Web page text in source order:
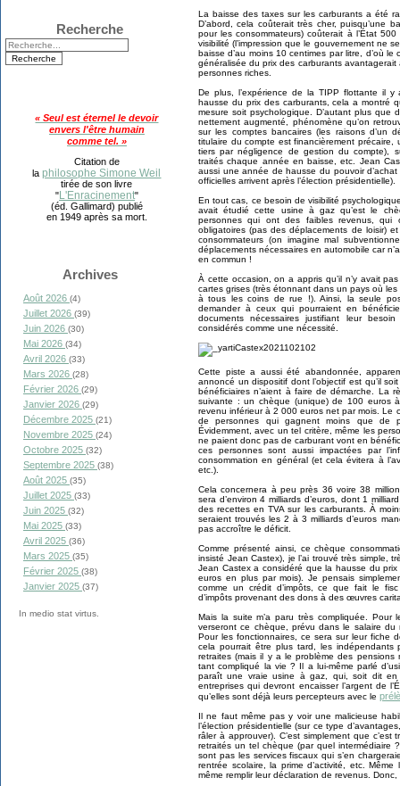
Recherche
« Seul est éternel le devoir
envers l'être humain
comme tel. »
Citation de
laphilosophe Simone Weil
tirée de son livre
"L'Enracinement"
(éd. Gallimard) publié
en 1949 après sa mort.
Archives
Août 2026 (4)
Juillet 2026 (39)
Juin 2026 (30)
Mai 2026 (34)
Avril 2026 (33)
Mars 2026 (28)
Février 2026 (29)
Janvier 2026 (29)
Décembre 2025 (21)
Novembre 2025 (24)
Octobre 2025 (32)
Septembre 2025 (38)
Août 2025 (35)
Juillet 2025 (33)
Juin 2025 (32)
Mai 2025 (33)
Avril 2025 (36)
Mars 2025 (35)
Février 2025 (38)
Janvier 2025 (37)
In medio stat virtus.
La baisse des taxes sur les carburants a été
D’abord, cela coûterait très cher, puisqu’une
pour les consommateurs) coûterait à l’État
visibilité (l’impression que le gouvernement ne
baisse d’au moins 10 centimes par litre, d’où
généralisée du prix des carburants
personnes riches.
De plus, l’expérience de la TIPP flottante il
hausse du prix des carburants, cela a montré
mesure soit psychologique. D’autant plus que
nettement augmenté, phénomène qu’on
sur les comptes bancaires (les raisons d’un
titulaire du compte est financièrement
tiers par négligence de gestion du compte),
traités chaque année en baisse, etc. Jean
aussi une année de hausse du pouvoir
officielles arrivent après l’élection présidentielle).
En tout cas, ce besoin de visibilité
avait étudié cette usine à gaz qu’est le
personnes qui ont des faibles revenus, qui
obligatoires (pas des déplacements de loisir)
consommateurs (on imagine mal
déplacements nécessaires en automobile car
en commun !
À cette occasion, on a appris qu’il n’y avait
cartes grises (très étonnant dans un pays où
à tous les coins de rue !). Ainsi, la seule
demander à ceux qui pourraient en
documents nécessaires justifiant leur
considérés comme une nécessité.
Cette piste a aussi été abandonnée,
annoncé un dispositif dont l’objectif est qu’il
bénéficiaires n’aient à faire de démarche. La
suivante : un chèque (unique) de 100 euros
revenu inférieur à 2 000 euros net par mois. Le
de personnes qui gagnent moins que de
Évidemment, avec un tel critère, même les
ne paient donc pas de carburant vont en
ces personnes sont aussi impactées par
consommation en général (et cela évitera à
etc.).
Cela concernera à peu près 36 voire 38
sera d’environ 4 milliards d’euros, dont 1
des recettes en TVA sur les carburants. À
seraient trouvés les 2 à 3 milliards d’euros
pas accroître le déficit.
Comme présenté ainsi, ce chèque
insisté Jean Castex), je l’ai trouvé très simple,
Jean Castex a considéré que la hausse du
euros en plus par mois). Je pensais
comme un crédit d’impôts, ce que fait le
d’impôts provenant des dons à des œuvres
Mais la suite m’a paru très compliquée. Pour
verseront ce chèque, prévu dans le salaire
Pour les fonctionnaires, ce sera sur leur fiche
cela pourrait être plus tard, les indépendants
retraites (mais il y a le problème des pensions
tant compliqué la vie ? Il a lui-même parlé
paraît une vraie usine à gaz, qui, soit dit
entreprises qui devront encaisser l’argent de
qu’elles sont déjà leurs percepteurs avec le
Il ne faut même pas y voir une malicieuse
l’élection présidentielle (sur ce type
râler à approuver). C’est simplement que
retraités un tel chèque (par quel intermédiaire
sont pas les services fiscaux qui s’en
rentrée scolaire, la prime d’activité, etc.
même remplir leur déclaration de revenus.